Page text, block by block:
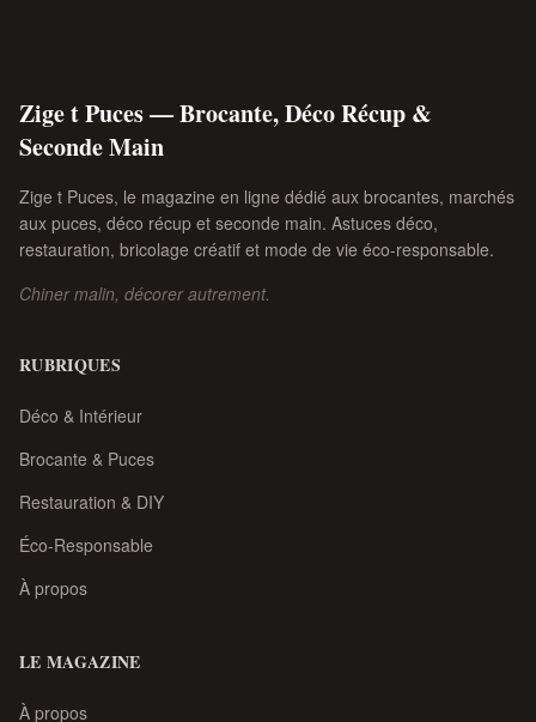
Zige t Puces — Brocante, Déco Récup &
Seconde Main
Zige t Puces, le magazine en ligne dédié aux brocantes, marchés
aux puces, déco récup et seconde main. Astuces déco,
restauration, bricolage créatif et mode de vie éco-responsable.
Chiner malin, décorer autrement.
RUBRIQUES
Déco & Intérieur
Brocante & Puces
Restauration & DIY
Éco-Responsable
À propos
LE MAGAZINE
À propos